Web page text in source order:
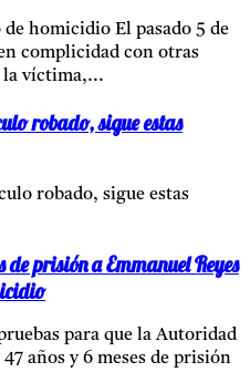
homicidio El pasado 5 de
complicidad con otras
la víctima,...
robado, sigue estas
robado, sigue estas
de prisión a Emmanuel Reyes
para que la Autoridad
años y 6 meses de prisión